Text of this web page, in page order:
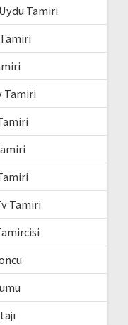
Tamiri
Tamiri
Tamiri